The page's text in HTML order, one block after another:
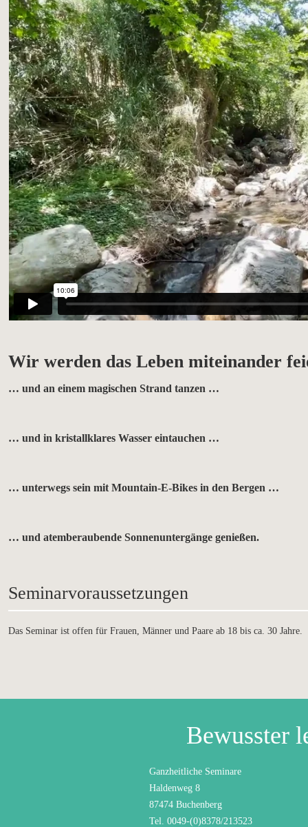
Wir werden das Leben miteinander
… und an einem magischen Strand tanzen …
… und in kristallklares Wasser eintauchen …
… unterwegs sein mit Mountain-E-Bikes in den Bergen …
… und atemberaubende Sonnenuntergänge genießen.
Seminarvoraussetzungen
Das Seminar ist offen für Frauen, Männer und Paare ab 18 bis ca. 30 Jahre.
Bewusster
Ganzheitliche Seminare
Haldenweg 8
87474 Buchenberg
Tel. 0049-(0)8378/213523